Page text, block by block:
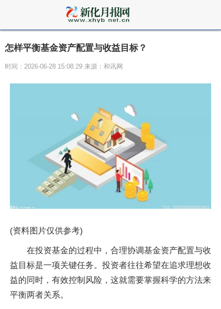
怎样平衡基金资产配置与收益目标？
时间：2026-06-28 15:08:29 来源：和讯网
(资料图片仅供参考)
在投资基金的过程中，合理协调基金资产配置与收
益目标是一项关键任务。投资者往往希望在追求理想收
益的同时，有效控制风险，这就需要掌握科学的方法来
平衡两者关系。